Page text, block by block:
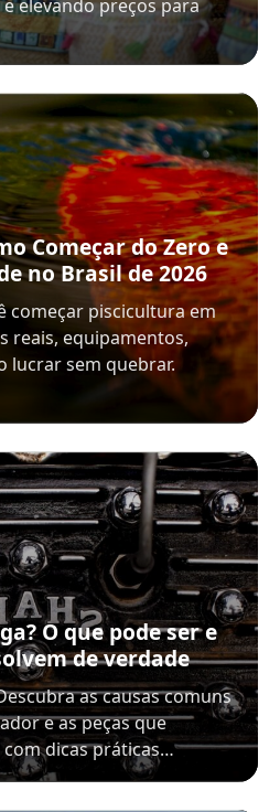
elevando preços para
Começar do Zero e
no Brasil de 2026
começar piscicultura em
reais, equipamentos,
lucrar sem quebrar.
O que pode ser e
de verdade
as causas comuns
e as peças que
dicas práticas…